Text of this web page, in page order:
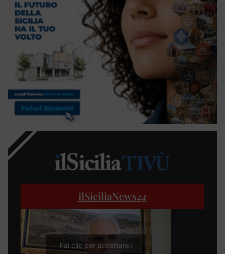
ilSiciliaNews24
Fai clic per accettare i